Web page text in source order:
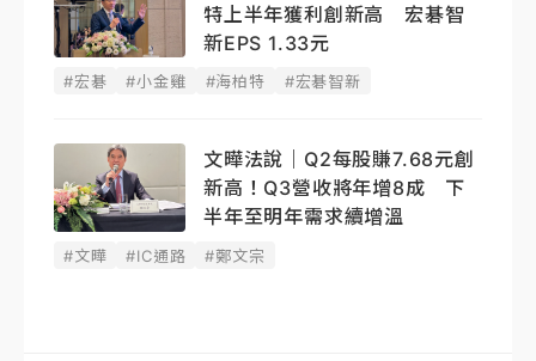
特上半年獲利創新高 宏碁智
新EPS 1.33元
#宏碁 #小金雞 #海柏特 #宏碁智新
文曄法說｜Q2每股賺7.68元創
新高！Q3營收將年增8成 下
半年至明年需求續增溫
#文曄 #IC通路 #鄭文宗